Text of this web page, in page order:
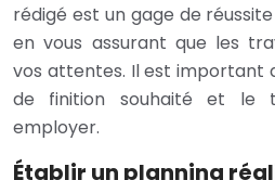
rédigé est un gage de
en vous assurant que les
vos attentes. Il est important
de finition souhaité et le
employer.
Établir un planning